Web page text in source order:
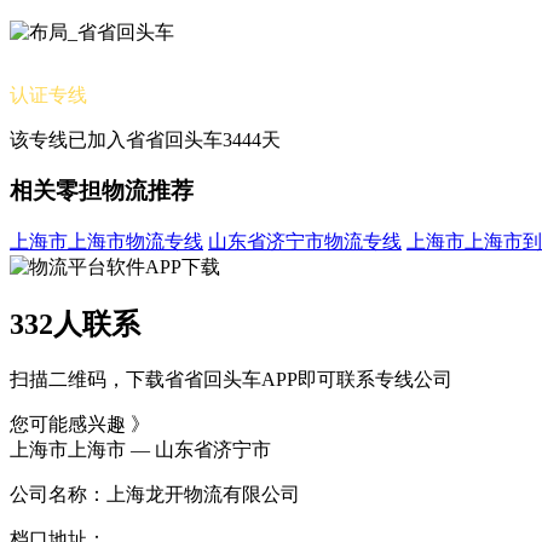
认证专线
该专线已加入省省回头车3444天
相关零担物流推荐
上海市上海市物流专线 山东省济宁市物流专线 上海市上海市
332人联系
扫描二维码，下载省省回头车APP即可联系专线公司
您可能感兴趣 》
上海市上海市 — 山东省济宁市
公司名称：上海龙开物流有限公司